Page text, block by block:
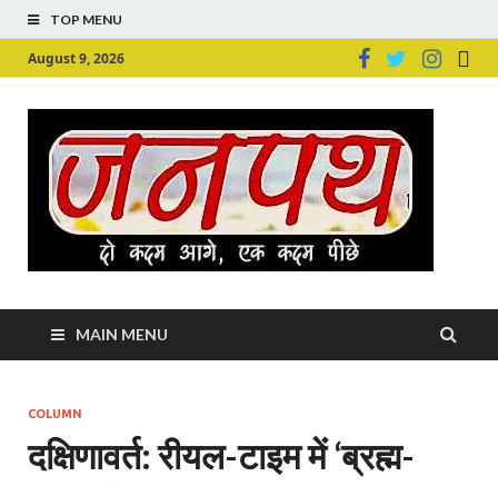
TOP MENU
August 9, 2026
MAIN MENU
COLUMN
दक्षिणावर्त: रीयल-टाइम में ‘ब्रह्म-